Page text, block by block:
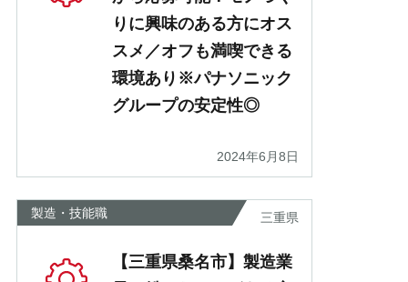
りに興味のある方にオス
スメ／オフも満喫できる
環境あり※パナソニック
グループの安定性◎
2024年6月8日
製造・技能職 三重県
【三重県桑名市】製造業